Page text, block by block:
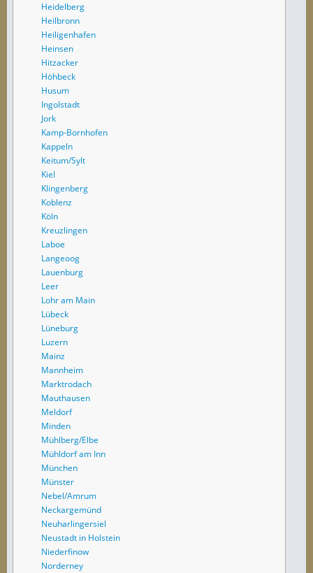
Heidelberg
Heilbronn
Heiligenhafen
Heinsen
Hitzacker
Höhbeck
Husum
Ingolstadt
Jork
Kamp-Bornhofen
Kappeln
Keitum/Sylt
Kiel
Klingenberg
Koblenz
Köln
Kreuzlingen
Laboe
Langeoog
Lauenburg
Leer
Lohr am Main
Lübeck
Lüneburg
Luzern
Mainz
Mannheim
Marktrodach
Mauthausen
Meldorf
Minden
Mühlberg/Elbe
Mühldorf am Inn
München
Münster
Nebel/Amrum
Neckargemünd
Neuharlingersiel
Neustadt in Holstein
Niederfinow
Norderney